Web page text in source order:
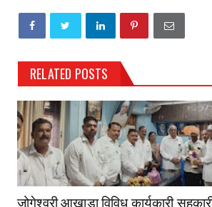
RELATED POSTS
जोगेश्वरी आखाडा विविध कार्यकारी